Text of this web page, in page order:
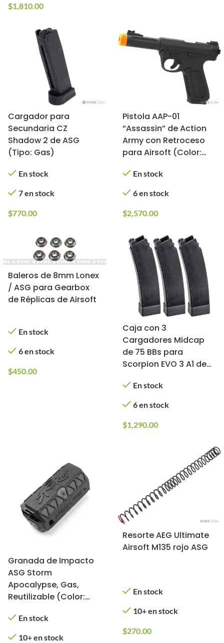
$1,810.00
Cargador para
Secundaria CZ
Shadow 2 de ASG
(Tipo: Gas)
En stock
7 en stock
$770.00
Pistola AAP-01
“Assassin” de Action
Army con Retroceso
para Airsoft (Color:
En stock
6 en stock
$2,570.00
Baleros de 8mm Lonex
/ ASG para Gearbox
de Réplicas de Airsoft
En stock
6 en stock
$450.00
Caja con 3
Cargadores Midcap
de 75 BBs para
Scorpion EVO 3 A1 de
En stock
6 en stock
$1,290.00
Granada de Impacto
ASG Storm
Apocalypse, Gas,
Reutilizable (Color:
En stock
10+ en stock
Resorte AEG Ultimate
Airsoft M135 rojo ASG
En stock
10+ en stock
$270.00